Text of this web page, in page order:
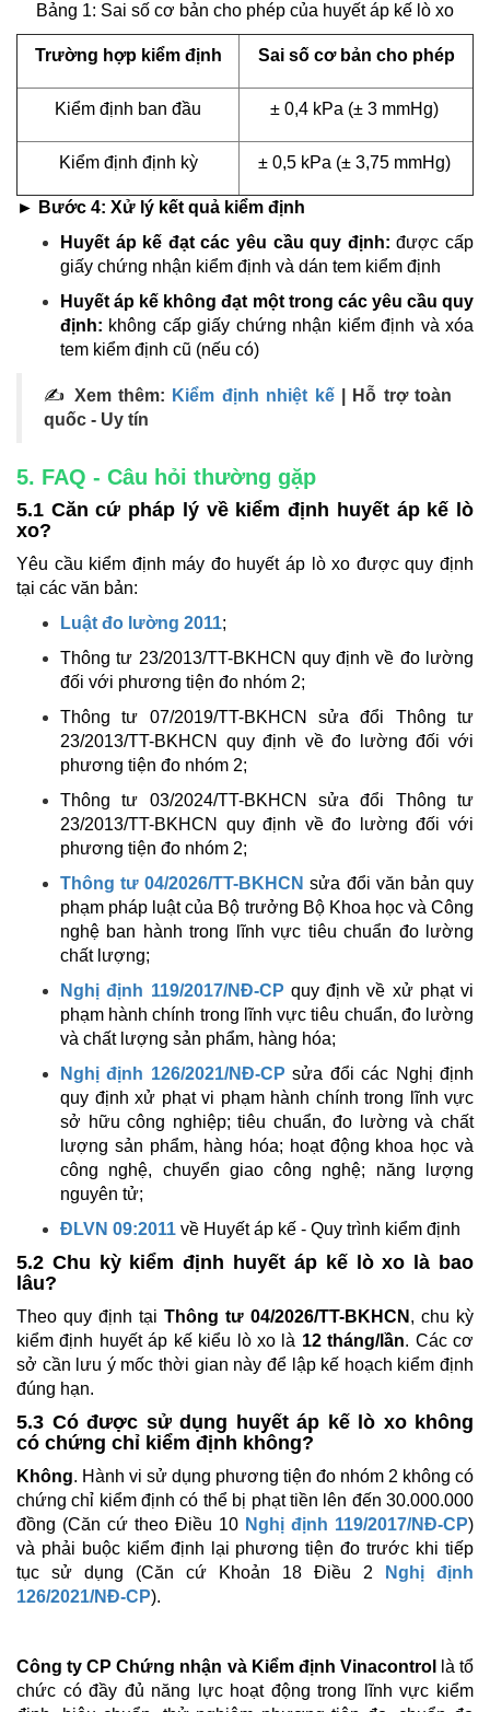
Bảng 1: Sai số cơ bản cho phép của huyết áp kế lò xo
Trường hợp kiểm định Sai số cơ bản cho phép
Kiểm định ban đầu ± 0,4 kPa (± 3 mmHg)
Kiểm định định kỳ ± 0,5 kPa (± 3,75 mmHg)
► Bước 4: Xử lý kết quả kiểm định
Huyết áp kế đạt các yêu cầu quy định: được cấp
giấy chứng nhận kiểm định và dán tem kiểm định
Huyết áp kế không đạt một trong các yêu cầu quy
định: không cấp giấy chứng nhận kiểm định và xóa
tem kiểm định cũ (nếu có)
✍ Xem thêm: Kiểm định nhiệt kế| Hỗ trợ toàn
quốc - Uy tín
5. FAQ - Câu hỏi thường gặp
5.1 Căn cứ pháp lý về kiểm định huyết áp kế lò
xo?
Yêu cầu kiểm định máy đo huyết áp lò xo được quy định
tại các văn bản:
Luật đo lường 2011;
Thông tư 23/2013/TT-BKHCN quy định về đo lường
đối với phương tiện đo nhóm 2;
Thông tư 07/2019/TT-BKHCN sửa đổi Thông tư
23/2013/TT-BKHCN quy định về đo lường đối với
phương tiện đo nhóm 2;
Thông tư 03/2024/TT-BKHCN sửa đổi Thông tư
23/2013/TT-BKHCN quy định về đo lường đối với
phương tiện đo nhóm 2;
Thông tư 04/2026/TT-BKHCN sửa đổi văn bản quy
phạm pháp luật của Bộ trưởng Bộ Khoa học và Công
nghệ ban hành trong lĩnh vực tiêu chuẩn đo lường
chất lượng;
Nghị định 119/2017/NĐ-CP quy định về xử phạt vi
phạm hành chính trong lĩnh vực tiêu chuẩn, đo lường
và chất lượng sản phẩm, hàng hóa;
Nghị định 126/2021/NĐ-CP sửa đổi các Nghị định
quy định xử phạt vi phạm hành chính trong lĩnh vực
sở hữu công nghiệp; tiêu chuẩn, đo lường và chất
lượng sản phẩm, hàng hóa; hoạt động khoa học và
công nghệ, chuyển giao công nghệ; năng lượng
nguyên tử;
ĐLVN 09:2011 về Huyết áp kế - Quy trình kiểm định
5.2 Chu kỳ kiểm định huyết áp kế lò xo là bao
lâu?
Theo quy định tại Thông tư 04/2026/TT-BKHCN , chu kỳ
kiểm định huyết áp kế kiểu lò xo là 12 tháng/lần. Các cơ
sở cần lưu ý mốc thời gian này để lập kế hoạch kiểm định
đúng hạn.
5.3 Có được sử dụng huyết áp kế lò xo không
có chứng chỉ kiểm định không?
Không. Hành vi sử dụng phương tiện đo nhóm 2 không có
chứng chỉ kiểm định có thể bị phạt tiền lên đến 30.000.000
đồng (Căn cứ theo Điều 10 Nghị định 119/2017/NĐ-CP)
và phải buộc kiểm định lại phương tiện đo trước khi tiếp
tục sử dụng (Căn cứ Khoản 18 Điều 2
Nghị định
126/2021/NĐ-CP).
Công ty CP Chứng nhận và Kiểm định Vinacontrol
là tổ
chức có đầy đủ năng lực hoạt động trong lĩnh vực kiểm